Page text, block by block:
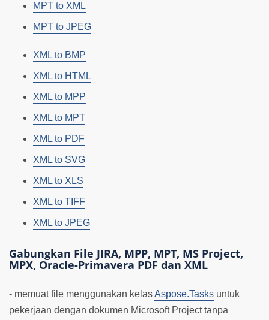
MPT to XML
MPT to JPEG
XML to BMP
XML to HTML
XML to MPP
XML to MPT
XML to PDF
XML to SVG
XML to XLS
XML to TIFF
XML to JPEG
Gabungkan File JIRA, MPP, MPT, MS Project,
MPX, Oracle-Primavera PDF dan XML
- memuat file menggunakan kelasAspose.Tasks untuk
pekerjaan dengan dokumen Microsoft Project tanpa